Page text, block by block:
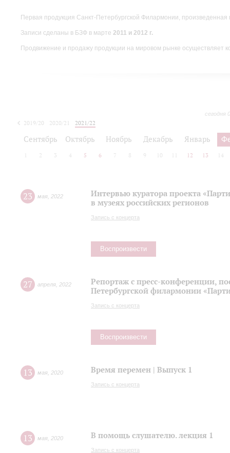
Первая продукция Санкт-Петербургской Филармонии,
Записи сделаны в БЗФ в марте 2011 и 2012 г.
Продвижение и продажу продукции на мировом рынке осуществляет
сегодня
2019/20 2020/21 2021/22
Сентябрь Октябрь Ноябрь Декабрь Январь
2 3 4 5 6 7 8 9 10 12 13 14
23 мая 2022
Интервью куратора проекта
в музеях российских регионов
Запись с концерта
Воспроизвести
27 апреля 2022
Репортаж с пресс-конференции,
Петербургской филармонии
Запись с концерта
Воспроизвести
13 мая 2020 Время перемен | Выпуск 1
Запись с концерта
13 мая 2020 В помощь слушателю. лекция 1
Запись с концерта